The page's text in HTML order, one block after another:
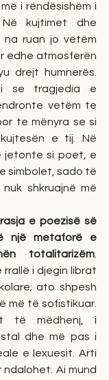
i rëndësishëm i
kujtimet dhe
ruan jo vetëm
edhe atmosferën
drejt humnerës.
se tragjedia e
vetëm te
te mënyra se si
e tij. Në
jetonte si poet, e
simbolet, sado të
shkruajnë më
e poezisë së
një metaforë e
totalitarizëm.
i djegin librat
ato shpesh
më të sofistikuar.
të mëdhenj, i
dhe më pas i
e lexuesit. Arti
Ai mund